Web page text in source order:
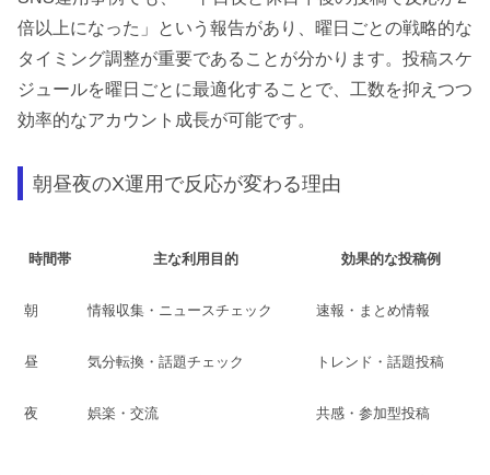
倍以上になった」という報告があり、曜日ごとの戦略的な
タイミング調整が重要であることが分かります。投稿スケ
ジュールを曜日ごとに最適化することで、工数を抑えつつ
効率的なアカウント成長が可能です。
朝昼夜のX運用で反応が変わる理由
時間帯 主な利用目的 効果的な投稿例
朝 情報収集・ニュースチェック 速報・まとめ情報
昼 気分転換・話題チェック トレンド・話題投稿
夜 娯楽・交流 共感・参加型投稿